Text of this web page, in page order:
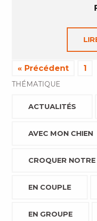
« Précédent 1
THÉMATIQUE
ACTUALITÉS
AVEC MON CHIEN
CROQUER
EN COUPLE
EN GROUPE